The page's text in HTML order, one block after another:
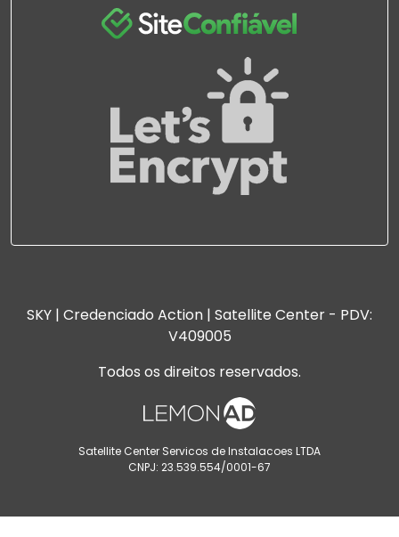
SKY | Credenciado Action | Satellite Center - PDV:
V409005
Todos os direitos reservados.
Satellite Center Servicos de Instalacoes LTDA
CNPJ: 23.539.554/0001-67